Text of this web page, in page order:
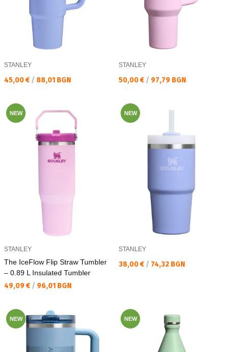
STANLEY
Текуща цена:
45,00 € / 88,01 BGN
STANLEY
Текуща цена:
50,00 € / 97,79 BGN
NEW
STANLEY
The IceFlow Flip Straw Tumbler
– 0.89 L Insulated Tumbler
Текуща цена:
49,09 € / 96,01 BGN
NEW
STANLEY
Текуща цена:
38,00 € / 74,32 BGN
NEW NEW